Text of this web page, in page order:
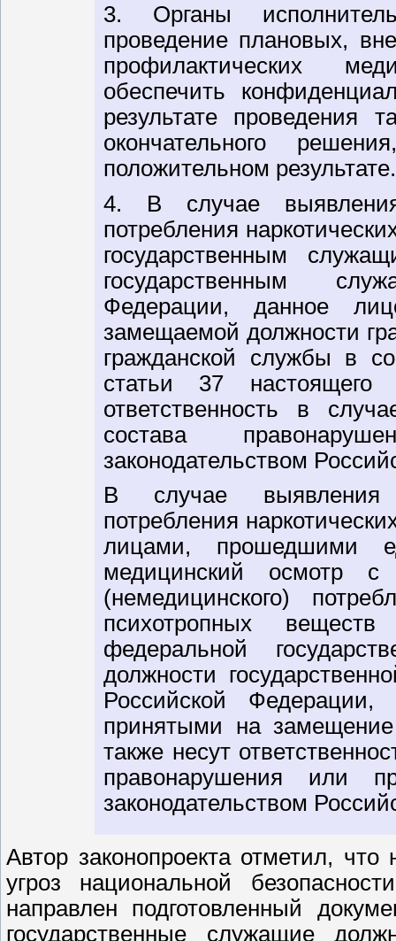
3. Органы
проведение плановых,
профилактических
обеспечить
результате проведения
окончательного
положительном результате.
4. В случае выявления
потребления
государственным
государственным
Федерации, данное
замещаемой должности
гражданской службы в
статьи 37
ответственность в
состава
законодательством
В случае выявления
потребления
лицами, прошедшими
медицинский осмотр с
(немедицинского)
психотропных
федеральной
должности
Российской
принятыми на
также несут
правонарушения или
законодательством
Автор законопроекта отметил,
угроз национальной
направлен подготовленный
государственные служащие